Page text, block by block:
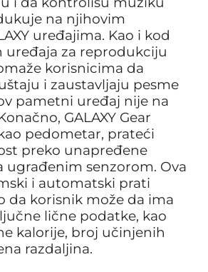
na njihovim
uređajima. Kao i kod
za reprodukciju
korisnicima da
i zaustavljaju pesme
pametni uređaj nije na
GALAXY Gear
pedometar, prateći
preko unapređene
ugrađenim senzorom. Ova
i automatski prati
da korisnik može da ima
lične podatke, kao
kalorije, broj učinjenih
razdaljina.